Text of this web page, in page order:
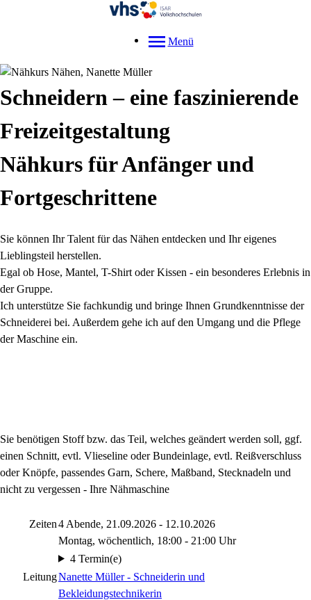
Menü
Schneidern – eine faszinierende
Freizeitgestaltung
Nähkurs für Anfänger und
Fortgeschrittene
Sie können Ihr Talent für das Nähen entdecken und Ihr eigenes
Lieblingsteil herstellen.
Egal ob Hose, Mantel, T-Shirt oder Kissen - ein besonderes Erlebnis in
der Gruppe.
Ich unterstütze Sie fachkundig und bringe Ihnen Grundkenntnisse der
Schneiderei bei. Außerdem gehe ich auf den Umgang und die Pflege
der Maschine ein.
Sie benötigen Stoff bzw. das Teil, welches geändert werden soll, ggf.
einen Schnitt, evtl. Vlieseline oder Bundeinlage, evtl. Reißverschluss
oder Knöpfe, passendes Garn, Schere, Maßband, Stecknadeln und
nicht zu vergessen - Ihre Nähmaschine
Zeiten4 Abende, 21.09.2026 - 12.10.2026
Montag, wöchentlich, 18:00 - 21:00 Uhr
4 Termin(e)
LeitungNanette Müller - Schneiderin und
Bekleidungstechnikerin